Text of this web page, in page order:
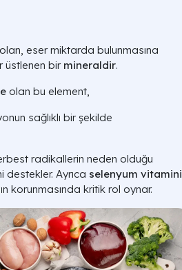
eser miktarda bulunmasına
üstlenen bir mineraldir.
olan bu element,
sağlıklı bir şekilde
radikallerin neden olduğu
destekler. Ayrıca selenyum vitamini
korunmasında kritik rol oynar.